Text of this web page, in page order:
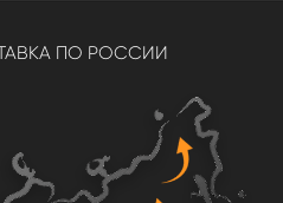
ПО РОССИИ